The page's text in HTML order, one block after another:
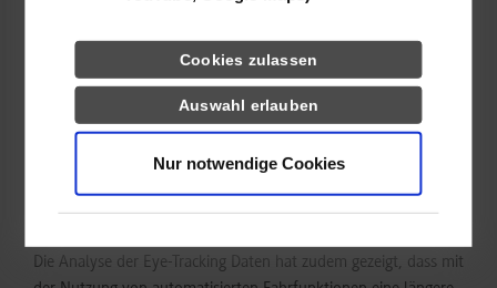
Cookies zulassen
Auswahl erlauben
Nur notwendige Cookies
zeigt zudem, dass automatisierte Fahrfunktionen von
Autofahrern auch sehr differenziert wahrgenommen und
eingeschätzt werden. Dies ist sicherlich auch ein weiterer Grund
für die sehr unterschiedlichen Meinungsbilder zum Thema
„Autonomes Fahren“. Ob in Wirtschaft oder Politik gilt es
daher, diese Unterschiedlichkeiten zunächst zu erkennen und
darauf aufbauend zielgruppenspezifisch zu reagieren.
Die Analyse der Eye-Tracking Daten hat zudem gezeigt, dass mit